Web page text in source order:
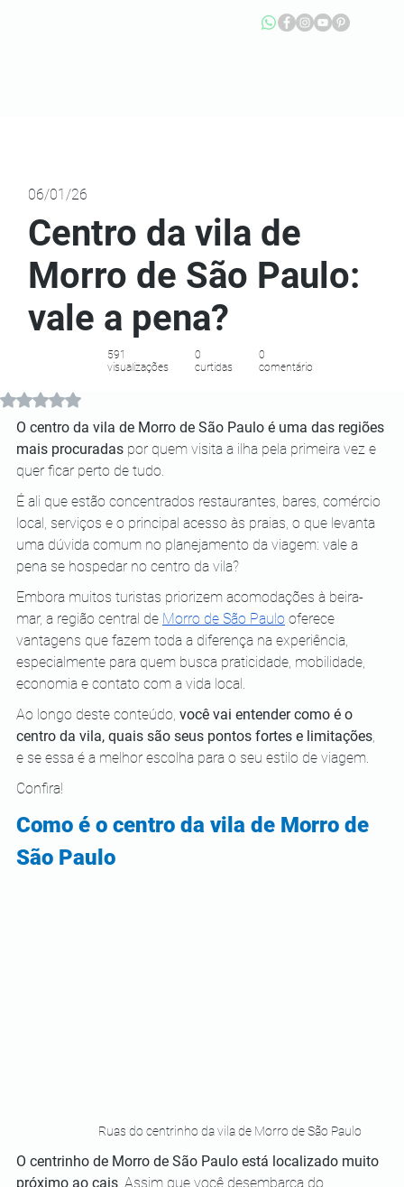
Avaliado com NaN de 5 estrelas.
O centro da vila de Morro de São Paulo é uma das regiões
mais procuradas por quem visita a ilha pela primeira vez e
quer ficar perto de tudo.
É ali que estão concentrados restaurantes, bares, comércio
local, serviços e o principal acesso às praias, o que levanta
uma dúvida comum no planejamento da viagem: vale a
pena se hospedar no centro da vila?
Embora muitos turistas priorizem acomodações à beira-
mar, a região central de Morro de São Paulo oferece
vantagens que fazem toda a diferença na experiência,
especialmente para quem busca praticidade, mobilidade,
economia e contato com a vida local.
Ao longo deste conteúdo, você vai entender como é o
centro da vila, quais são seus pontos fortes e limitações,
e se essa é a melhor escolha para o seu estilo de viagem.
Confira!
Como é o centro da vila de Morro de
São Paulo
Ruas do centrinho da vila de Morro de São Paulo
O centrinho de Morro de São Paulo está localizado muito
próximo ao cais . Assim que você desembarca do
591
visualizações
0
curtidas
0
comentário
Centro da vila de
Morro de São Paulo:
vale a pena?
06/01/26